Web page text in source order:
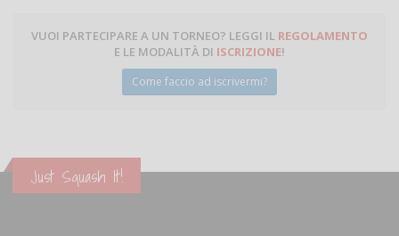
VUOI PARTECIPARE A UN TORNEO? LEGGI IL REGOLAMENTO
E LE MODALITÀ DI ISCRIZIONE!
Come faccio ad iscrivermi?
Just Squash It!